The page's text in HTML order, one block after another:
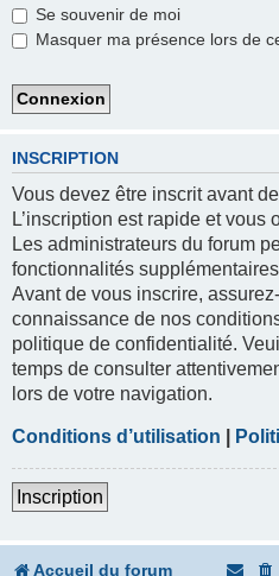
Se souvenir de moi
Masquer ma présence lors de
INSCRIPTION
Vous devez être inscrit avant
L’inscription est rapide et vous
Les administrateurs du forum
fonctionnalités
Avant de vous inscrire,
connaissance de nos
politique de confidentialité.
temps de consulter
lors de votre navigation.
Conditions d’utilisation
Inscription
Accueil du forum